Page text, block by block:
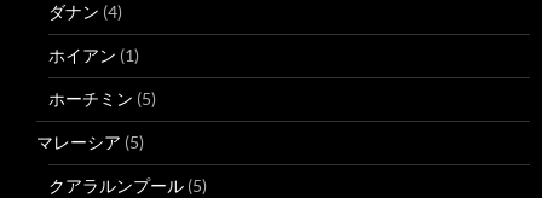
ダナン (4)
ホイアン (1)
ホーチミン (5)
マレーシア (5)
クアラルンプール (5)